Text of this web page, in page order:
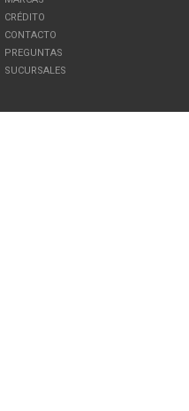
CRÉDITO
CONTACTO
PREGUNTAS
SUCURSALES